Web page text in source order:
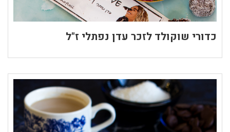
כדורי שוקולד לזכר עדן נפתלי ז"ל